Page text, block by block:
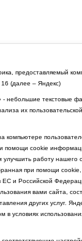
предоставляемый
(далее – Яндекс)
- небольшие текстовые
их пользовательской
компьютере
помощи cookie
работу нашего
при помощи cookie,
ЕС и Российской
вами сайта,
других услуг.
в условиях